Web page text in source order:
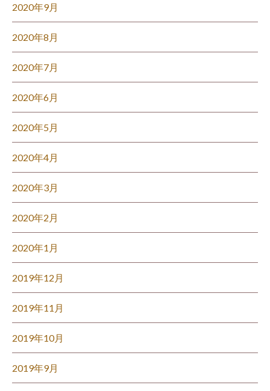
2020年9月
2020年8月
2020年7月
2020年6月
2020年5月
2020年4月
2020年3月
2020年2月
2020年1月
2019年12月
2019年11月
2019年10月
2019年9月